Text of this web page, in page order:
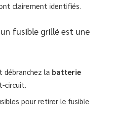
clairement identifiés.
fusible grillé est une
la batterie
circuit.
pour retirer le fusible